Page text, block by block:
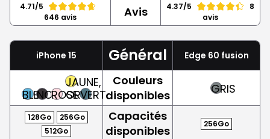
4.71/5
646 avis
Avis 4.37/5
8
avis
iPhone 15 Général Edge 60 fusion
BLEUNOIRROSE
JAUNE,
ORVERT
Couleurs
disponibles
GRIS
128Go
256Go
512Go
Capacités
disponibles
256Go